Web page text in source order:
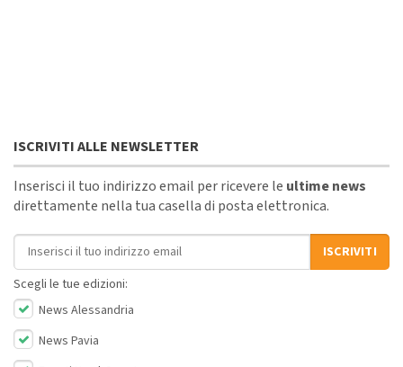
ISCRIVITI ALLE NEWSLETTER
Inserisci il tuo indirizzo email per ricevere le ultime news
direttamente nella tua casella di posta elettronica.
Indirizzo email
ISCRIVITI
Scegli le tue edizioni:
News Alessandria
News Pavia